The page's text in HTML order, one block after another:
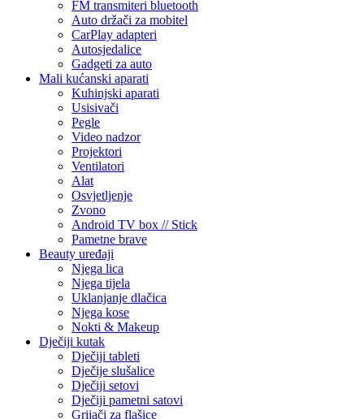
FM transmiteri bluetooth
Auto držači za mobitel
CarPlay adapteri
Autosjedalice
Gadgeti za auto
Mali kućanski aparati
Kuhinjski aparati
Usisivači
Pegle
Video nadzor
Projektori
Ventilatori
Alat
Osvjetljenje
Zvono
Android TV box // Stick
Pametne brave
Beauty uređaji
Njega lica
Njega tijela
Uklanjanje dlačica
Njega kose
Nokti & Makeup
Dječiji kutak
Dječiji tableti
Dječije slušalice
Dječiji setovi
Dječiji pametni satovi
Grijači za flašice